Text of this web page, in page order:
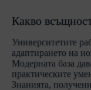
Какво
Университетите
адаптирането на
Модерната база
практическите
Знанията,